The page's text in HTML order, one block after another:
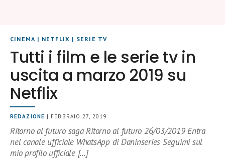
CINEMA | NETFLIX | SERIE TV
Tutti i film e le serie tv in
uscita a marzo 2019 su
Netflix
REDAZIONE | FEBBRAIO 27, 2019
Ritorno al futuro saga Ritorno al futuro 26/03/2019 Entra
nel canale ufficiale WhatsApp di Daninseries Seguimi sul
mio profilo ufficiale […]